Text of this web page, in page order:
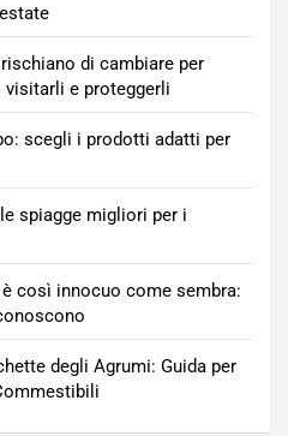
di cambiare per
visitarli e proteggerli
scegli i prodotti adatti per
spiagge migliori per i
è così innocuo come sembra:
degli Agrumi: Guida per